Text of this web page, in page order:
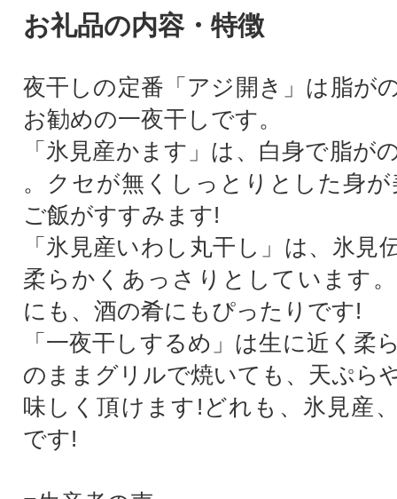
お礼品の内容・特徴
夜干しの定番「アジ開き」は脂が
お勧めの一夜干しです。
「氷見産かます」は、白身で脂が
。クセが無くしっとりとした身
ご飯がすすみます!
「氷見産いわし丸干し」は、氷見
柔らかくあっさりとしています
にも、酒の肴にもぴったりです!
「一夜干しするめ」は生に近く柔
のままグリルで焼いても、天ぷら
味しく頂けます!どれも、氷見産
です!